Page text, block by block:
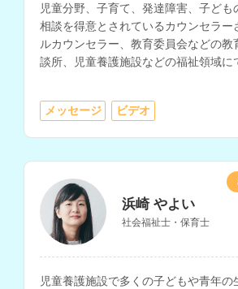
児童分野、子育て、発達障害、子ども
相談を得意とされているカウンセラー
ルカウンセラー、教育委員会などの教
談所、児童養護施設などの福祉領域に
メッセージ ビデオ
浜崎 やよい
社会福祉士・保育士
児童養護施設で多くの子どもや青年の